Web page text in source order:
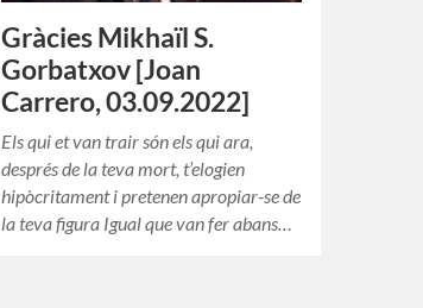
Gràcies Mikhaïl S.
Gorbatxov [Joan
Carrero, 03.09.2022]
Els qui et van trair són els qui ara,
després de la teva mort, t’elogien
hipòcritament i pretenen apropiar-se de
la teva figura Igual que van fer abans…